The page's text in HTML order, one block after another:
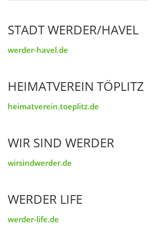
STADT WERDER/HAVEL
werder-havel.de
HEIMATVEREIN TÖPLITZ
heimatverein.toeplitz.de
WIR SIND WERDER
wirsindwerder.de
WERDER LIFE
werder-life.de